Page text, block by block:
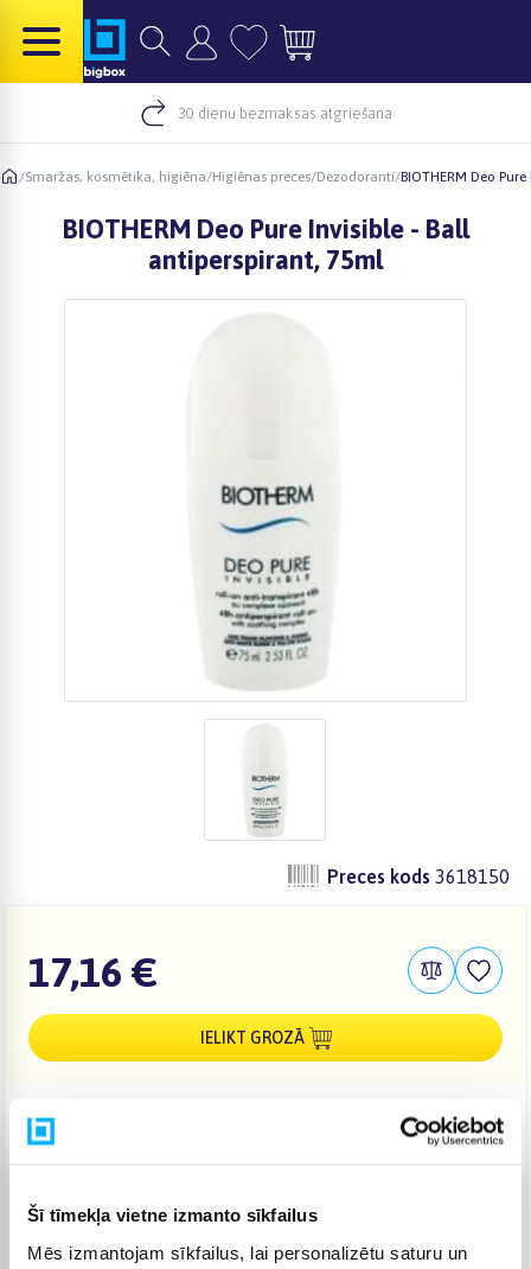
Šī tīmekļa vietne izmanto sīkfailus
Mēs izmantojam sīkfailus, lai personalizētu saturu un
30 dienu bezmaksas atgriešana
/Smaržas, kosmētika, higiēna/Higiēnas preces/Dezodoranti/BIOTHERM Deo
BIOTHERM Deo Pure Invisible - Ball
antiperspirant, 75ml
Preces kods 3618150
17,16 €
IELIKT GROZĀ
Venipak pakomāts (2,99 €)
Augusts 18d. - Augusts 24d.